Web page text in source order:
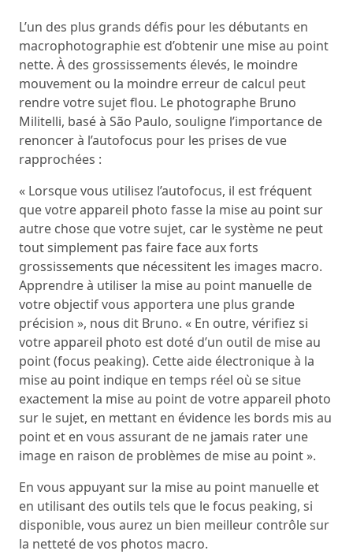
L’un des plus grands défis pour les débutants en
macrophotographie est d’obtenir une mise au point
nette. À des grossissements élevés, le moindre
mouvement ou la moindre erreur de calcul peut
rendre votre sujet flou. Le photographe Bruno
Militelli, basé à São Paulo, souligne l’importance de
renoncer à l’autofocus pour les prises de vue
rapprochées :
« Lorsque vous utilisez l’autofocus, il est fréquent
que votre appareil photo fasse la mise au point sur
autre chose que votre sujet, car le système ne peut
tout simplement pas faire face aux forts
grossissements que nécessitent les images macro.
Apprendre à utiliser la mise au point manuelle de
votre objectif vous apportera une plus grande
précision », nous dit Bruno. « En outre, vérifiez si
votre appareil photo est doté d’un outil de mise au
point (focus peaking). Cette aide électronique à la
mise au point indique en temps réel où se situe
exactement la mise au point de votre appareil photo
sur le sujet, en mettant en évidence les bords mis au
point et en vous assurant de ne jamais rater une
image en raison de problèmes de mise au point ».
En vous appuyant sur la mise au point manuelle et
en utilisant des outils tels que le focus peaking, si
disponible, vous aurez un bien meilleur contrôle sur
la netteté de vos photos macro.